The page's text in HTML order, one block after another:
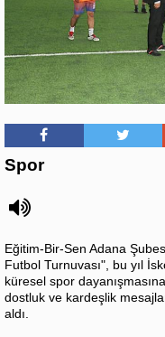
Spor
Eğitim-Bir-Sen Adana
Futbol Turnuvası", bu yıl
küresel spor
dostluk ve kardeşlik
aldı.